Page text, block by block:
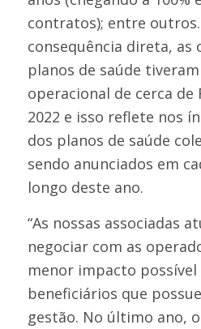
contratos); entre
consequência direta, as
planos de saúde
operacional de cerca de
2022 e isso reflete nos
dos planos de saúde
sendo anunciados em
longo deste ano.
“As nossas associadas
negociar com as
menor impacto possível
beneficiários que
gestão. No último ano,